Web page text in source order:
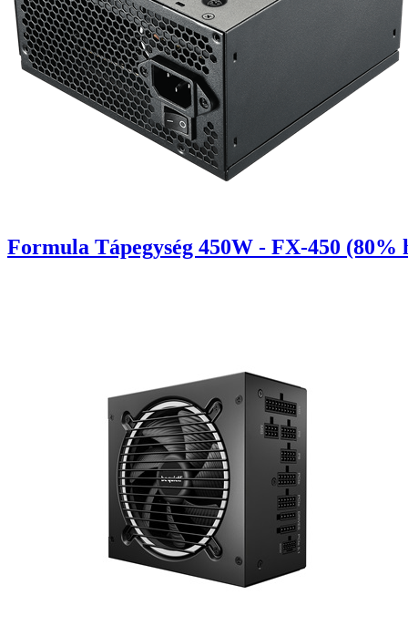
Formula Tápegység 450W - FX-450 (80%